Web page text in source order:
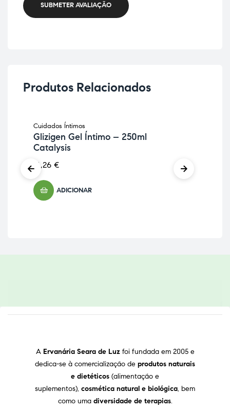
SUBMETER AVALIAÇÃO
Produtos Relacionados
Cuidados Íntimos
Glizigen Gel Íntimo – 250ml
Catalysis
16,26 €
ADICIONAR
A Ervanária Seara de Luz foi fundada em 2005 e
dedica-se à comercialização de produtos naturais
e dietéticos (alimentação e
suplementos), cosmética natural e biológica, bem
como uma diversidade de terapias.